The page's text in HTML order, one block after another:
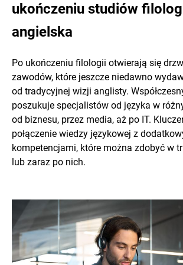
ukończeniu studiów
angielska
Po ukończeniu filologii otwierają się
zawodów, które jeszcze niedawno
od tradycyjnej wizji anglisty.
poszukuje specjalistów od języka w
od biznesu, przez media, aż po IT.
połączenie wiedzy językowej z
kompetencjami, które można zdobyć w
lub zaraz po nich.